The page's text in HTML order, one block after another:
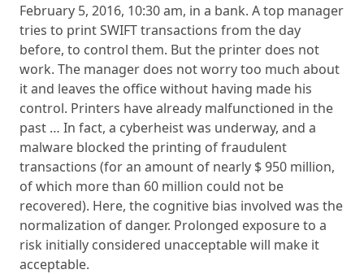
February 5, 2016, 10:30 am, in a bank. A top manager
tries to print SWIFT transactions from the day
before, to control them. But the printer does not
work. The manager does not worry too much about
it and leaves the office without having made his
control. Printers have already malfunctioned in the
past … In fact, a cyberheist was underway, and a
malware blocked the printing of fraudulent
transactions (for an amount of nearly $ 950 million,
of which more than 60 million could not be
recovered). Here, the cognitive bias involved was the
normalization of danger. Prolonged exposure to a
risk initially considered unacceptable will make it
acceptable.